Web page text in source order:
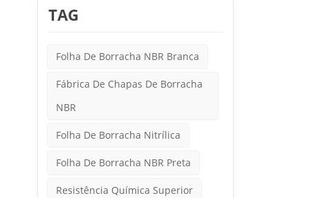
TAG
Folha De Borracha NBR Branca
Fábrica De Chapas De Borracha
NBR
Folha De Borracha Nitrílica
Folha De Borracha NBR Preta
Resistência Química Superior